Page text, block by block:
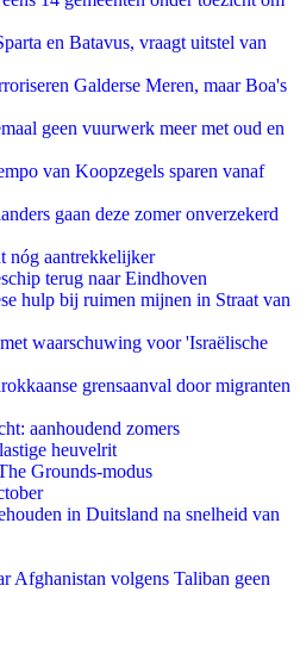
en Batavus, vraagt uitstel van
Galderse Meren, maar Boa's
geen vuurwerk meer met oud en
van Koopzegels sparen vanaf
gaan deze zomer onverzekerd
nóg aantrekkelijker
terug naar Eindhoven
hulp bij ruimen mijnen in Straat van
waarschuwing voor 'Israëlische
grensaanval door migranten
aanhoudend zomers
heuvelrit
Grounds-modus
in Duitsland na snelheid van
Afghanistan volgens Taliban geen